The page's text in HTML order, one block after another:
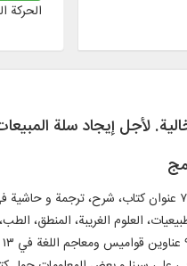
الحركة
لأجل إيجاد سلة
العلوم الغريبة، المنطق،